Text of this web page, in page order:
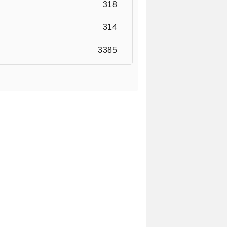
318
314
3385